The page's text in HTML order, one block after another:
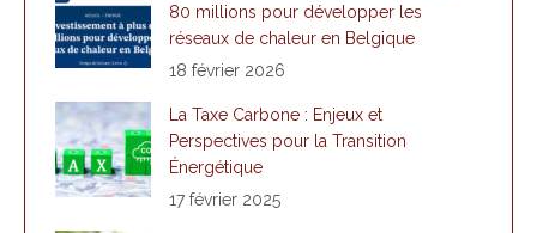
80 millions pour développer les
réseaux de chaleur en Belgique
18 février 2026
La Taxe Carbone : Enjeux et
Perspectives pour la Transition
Énergétique
17 février 2025